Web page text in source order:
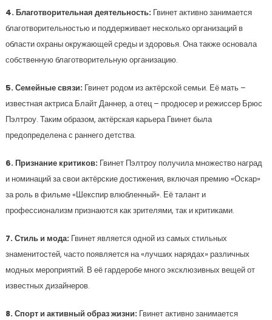
4. Благотворительная деятельность:Гвинет активно занимается
благотворительностью и поддерживает несколько организаций в
области охраны окружающей среды и здоровья. Она также основала
собственную благотворительную организацию.
5. Семейные связи:Гвинет родом из актёрской семьи. Её мать –
известная актриса Блайт Даннер, а отец – продюсер и режиссер Брюс
Пэлтроу. Таким образом, актёрская карьера Гвинет была
предопределена с раннего детства.
6. Признание критиков:Гвинет Пэлтроу получила множество наград
и номинаций за свои актёрские достижения, включая премию «Оскар»
за роль в фильме «Шекспир влюбленный». Её талант и
профессионализм признаются как зрителями, так и критиками.
7. Стиль и мода:Гвинет является одной из самых стильных
знаменитостей, часто появляется на «лучших нарядах» различных
модных мероприятий. В её гардеробе много эксклюзивных вещей от
известных дизайнеров.
8. Спорт и активный образ жизни:Гвинет активно занимается